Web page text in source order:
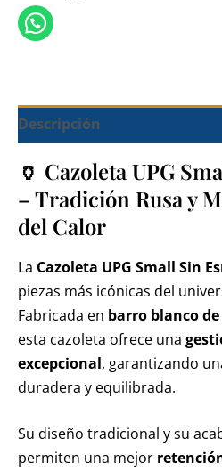
Descripción
🏺 Cazoleta UPG
– Tradición Rusa y
del Calor
La Cazoleta UPG Small Sin
piezas más icónicas del
Fabricada en barro blanco
esta cazoleta ofrece una
excepcional, garantizando
duradera y equilibrada.
Su diseño tradicional y su
permiten una mejor